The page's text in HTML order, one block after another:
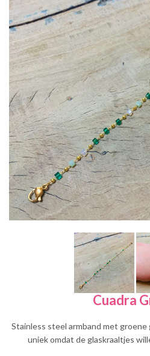
Cuadra
Stainless steel armband met groene
uniek omdat de glaskraaltjes